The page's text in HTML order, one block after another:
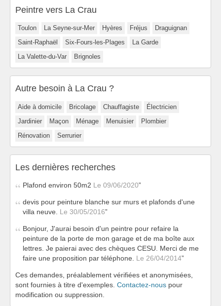
Peintre vers La Crau
Toulon La Seyne-sur-Mer Hyères Fréjus
Draguignan
Saint-Raphaël
Six-Fours-les-Plages
La Garde
La Valette-du-Var
Brignoles
Autre besoin à La Crau ?
Aide à domicile Bricolage Chauffagiste
Électricien
Jardinier
Maçon Ménage Menuisier
Plombier
Rénovation
Serrurier
Les dernières recherches
Plafond environ 50m2 Le 09/06/2020
devis pour peinture blanche sur murs et plafonds d'une
villa neuve. Le 30/05/2016
Bonjour, J'aurai besoin d'un peintre pour refaire la
peinture de la porte de mon garage et de ma boîte aux
lettres. Je paierai avec des chèques CESU. Merci de me
faire une proposition par téléphone. Le 26/04/2014
Ces demandes, préalablement vérifiées et anonymisées,
sont fournies à titre d'exemples. Contactez-nous pour
modification ou suppression.